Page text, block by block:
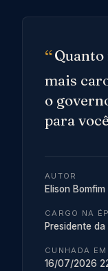
Quanto
mais
o
para
AUTOR
Elison Bomfim
CARGO NA
Presidente
CUNHADA EM
16/07/2026